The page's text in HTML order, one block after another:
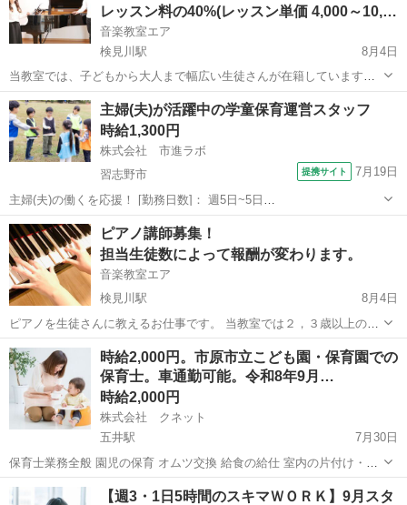
レッスン料の40%(レッスン単価 4,000～10,000)
音楽教室エア
検見川駅
8月4日
当教室では、子どもから大人まで幅広い生徒さんが在籍しています！
趣味で楽しみたい方や基礎をしっかり学びたい方、受験生まで在籍し
ており、講師の専門性を活かすことが可能です。 現在、日本歌曲やイ
タリア歌曲、ドイツ歌曲などを中...
千葉 千葉市 検見川駅 教育 声楽
主婦(夫)が活躍中の学童保育運営スタッフ
時給1,300円
株式会社 市進ラボ
習志野市
提携サイト 7月19日
主婦(夫)の働くを応援！ [勤務日数]： 週5日~5日
11:30~19:30/07:30~15:30/11:00~19:00 月/火/水/木/金 [勤務地・最寄
駅]： 千葉県習志野市谷津1-18-30 TSKアベニュー...
千葉 習志野市 その他
ピアノ講師募集！
担当生徒数によって報酬が変わります。
音楽教室エア
検見川駅
8月4日
ピアノを生徒さんに教えるお仕事です。 当教室では２，３歳以上の生
徒さんを受け入れております。 今後、月曜日の午前中、木・金・日曜
日の全日の中で希望の生徒さんがいらした場合に、受け持っていただ
きます。 求める人物像 ...
千葉 千葉市 検見川駅 教育
時給2,000円。市原市立こども園・保育園での
保育士。車通勤可能。令和8年9月…
時給2,000円
株式会社 クネット
五井駅
7月30日
保育士業務全般 園児の保育 オムツ交換 給食の給仕 室内の片付け・清
掃など お便り帳などの記入 その他保育に付随する業務
千葉 市原市 五井駅 保育士
【週3・1日5時間のスキマＷＯＲＫ】9月スタ